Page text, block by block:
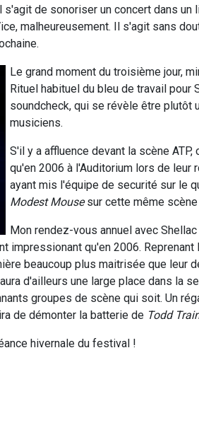
de sonoriser un concert dans un
malheureusement. Il s'agit sans
Le grand moment du troisième jour,
Rituel habituel du bleu de travail pour
soundcheck, qui se révèle être plutôt
musiciens.
S'il y a affluence devant la scène
qu'en 2006 à l'Auditorium lors de leur
ayant mis l'équipe de securité sur le
Modest Mousesur cette même scène
Mon rendez-vous annuel avec
impressionant qu'en 2006.
beaucoup plus maitrisée que leur
d'ailleurs une large place dans la
groupes de scène qui soit. Un
de démonter la batterie de Todd
hivernale du festival !